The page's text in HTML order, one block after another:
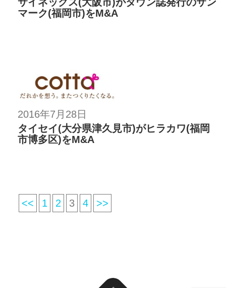
マーク(福岡市)をM&A
2016年7月28日
タイセイ(大分県津久見市)がヒラカワ(福岡
市博多区)をM&A
<< 1 2 3 4 >>